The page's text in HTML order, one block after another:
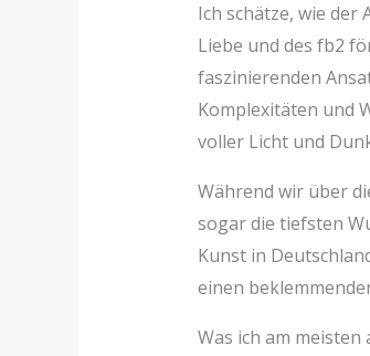
Ich schätze, wie
Liebe und des fb2
faszinierenden
Komplexitäten und
voller Licht und
Während wir über
sogar die tiefsten
Kunst in
einen
Was ich am